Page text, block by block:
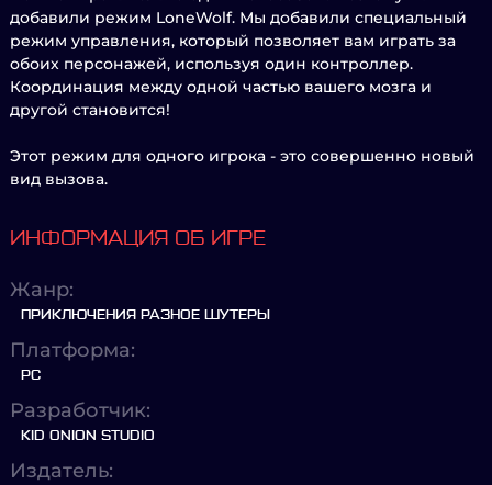
добавили режим LoneWolf. Мы добавили специальный
режим управления, который позволяет вам играть за
обоих персонажей, используя один контроллер.
Координация между одной частью вашего мозга и
другой становится!
Этот режим для одного игрока - это совершенно новый
вид вызова.
ИНФОРМАЦИЯ ОБ ИГРЕ
Жанр:
ПРИКЛЮЧЕНИЯ РАЗНОЕ ШУТЕРЫ
Платформа:
PC
Разработчик:
KID ONION STUDIO
Издатель: